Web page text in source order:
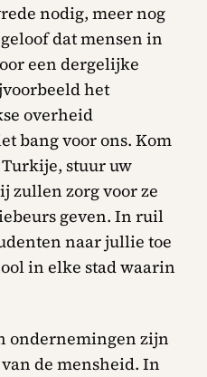
nodig, meer nog
dat mensen in
een dergelijke
het
overheid
bang voor ons. Kom
stuur uw
zullen zorg voor ze
geven. In ruil
naar jullie toe
in elke stad waarin
ondernemingen zijn
de mensheid. In